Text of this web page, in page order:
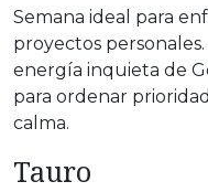
Semana ideal para
proyectos
energía inquieta de
para ordenar
calma.
Tauro